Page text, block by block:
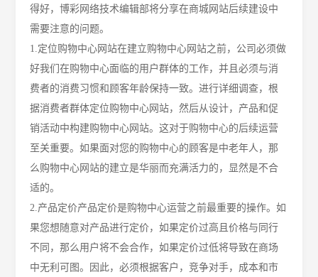
得好，博彩网络技术编辑部将分享在商城网站后续建设中
需要注意的问题。
1.定位购物中心网站在建立购物中心网站之前，公司必须做
好我们在购物中心面临的用户群体的工作，并且必须与消
费者的消费习惯和顾客年龄保持一致。进行详细调查，根
据消费者群体定位购物中心网站，然后从设计，产品和促
销活动中构建购物中心网站。这对于购物中心的后续运营
至关重要。如果面对您的购物中心的顾客是中老年人，那
么购物中心网站的建立是华丽而充满活力的，显然是不合
适的。
2.产品定价产品定价是购物中心运营之前最重要的操作。如
果您想随意对产品进行定价，如果定价过高且价格与同行
不同，那么用户将不会合作，如果定价过低将导致在商场
中无利可图。因此，必须根据客户，竞争对手，成本和市